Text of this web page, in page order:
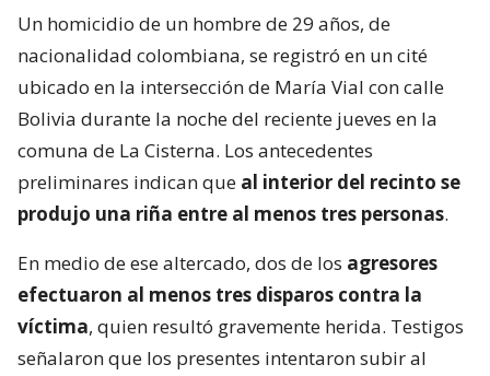
Un homicidio de un hombre de 29 años, de
nacionalidad colombiana, se registró en un cité
ubicado en la intersección de María Vial con calle
Bolivia durante la noche del reciente jueves en la
comuna de La Cisterna. Los antecedentes
preliminares indican que al interior del recinto se
produjo una riña entre al menos tres personas.
En medio de ese altercado, dos de los agresores
efectuaron al menos tres disparos contra la
víctima, quien resultó gravemente herida. Testigos
señalaron que los presentes intentaron subir al